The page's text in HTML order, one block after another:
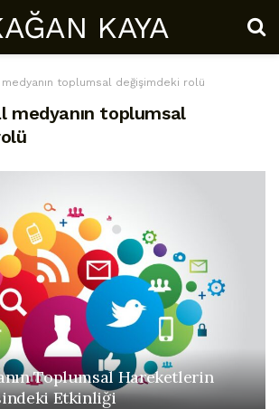
KAYA
toplumsal değişimdeki rolü
medyanın toplumsal
Toplumsal Hareketlerin
Etkinliği